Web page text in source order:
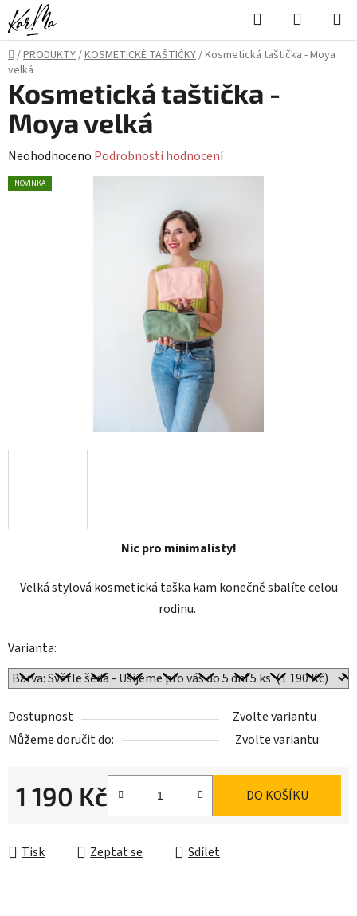
Přejít
na
obsah
Hledat
KOŠÍK
Domů
/PRODUKTY/KOSMETICKÉ TAŠTIČKY/Kosmetická taštička - Moya
velká
Nic pro minimalisty!
Velká stylová kosmetická taška kam konečně sbalíte celou
rodinu.
Varianta:
Dostupnost
Zvolte variantu
Můžeme doručit do:
Zvolte variantu
1 190 Kč DO KOŠÍKU
Tisk Zeptat se Sdílet
Kosmetická taštička -
Moya velká
Průměrné
hodnocení
Neohodnoceno Podrobnosti hodnocení
NOVINKA